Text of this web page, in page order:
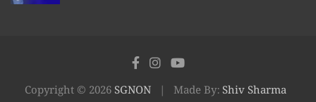
Copyright © 2026SGNON Made By:Shiv Sharma